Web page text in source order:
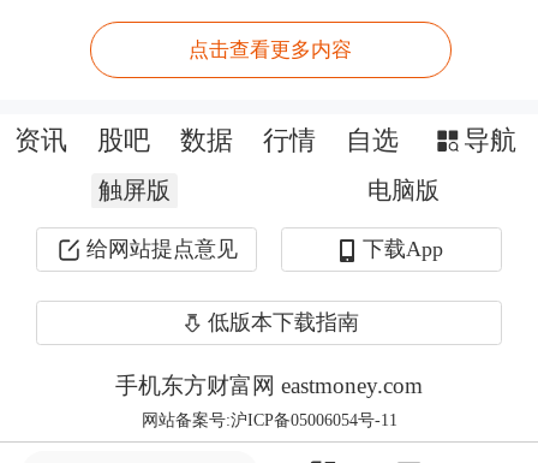
尔木兹海峡关闭，油价可能涨至每桶
由于中东冲突未见缓和，3月3日国际油
价再现大幅上涨。截至发稿，国际两大
基准原油期货均涨超7%，其中布伦特
油价已逼近84美元/桶，创2024年7月以
来新高。与此同时，欧洲
续飙升，截至目前，欧洲气价风向标、
点击查看更多内容
资讯 股吧 数据 行情 自选 导航
触屏版 电脑版
给网站提点意见 下载App
低版本下载指南
手机东方财富网 eastmoney.com
网站备案号:沪ICP备05006054号-11